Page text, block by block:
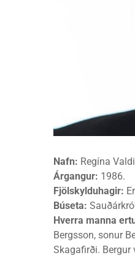
Nafn: Regína
Árgangur: 1986.
Fjölskylduhagir:
Búseta:
Hverra manna
Bergsson, sonur
Skagafirði. Bergur